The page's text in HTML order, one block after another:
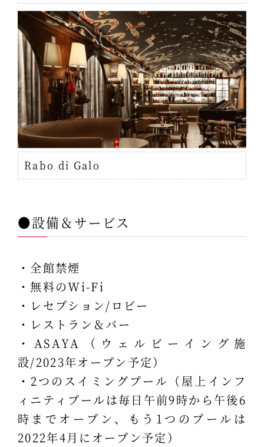
Rabo di Galo
●設備＆サービス
・全館禁煙
・無料のWi-Fi
・レセプション/ロビー
・レストラン＆バー
・ASAYA（ウェルビーイング施
設/2023年オープン予定）
・2つのスイミングプール（屋上インフ
ィニティプールは毎日午前9時から午後6
時までオープン、もう1つのプールは
2022年4月にオープン予定）